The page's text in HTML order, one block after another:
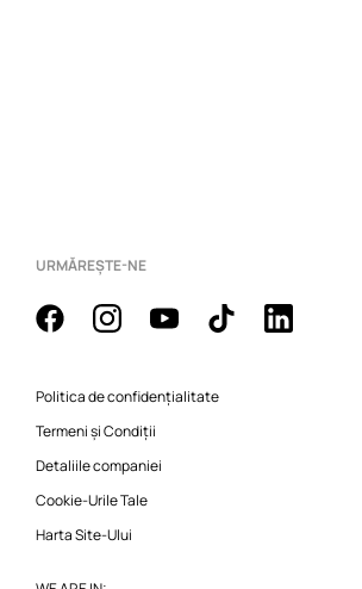
URMĂREȘTE-NE
Politica de confidențialitate
Termeni și Condiții
Detaliile companiei
Cookie-Urile Tale
Harta Site-Ului